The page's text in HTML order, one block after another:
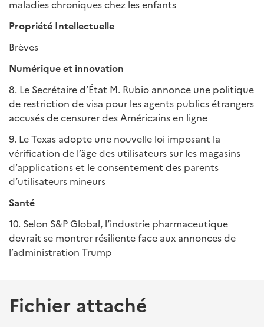
maladies chroniques chez les enfants
Propriété Intellectuelle
Brèves
Numérique et innovation
8. Le Secrétaire d’État M. Rubio annonce une politique
de restriction de visa pour les agents publics étrangers
accusés de censurer des Américains en ligne
9. Le Texas adopte une nouvelle loi imposant la
vérification de l’âge des utilisateurs sur les magasins
d’applications et le consentement des parents
d’utilisateurs mineurs
Santé
10. Selon S&P Global, l’industrie pharmaceutique
devrait se montrer résiliente face aux annonces de
l’administration Trump
Fichier attaché